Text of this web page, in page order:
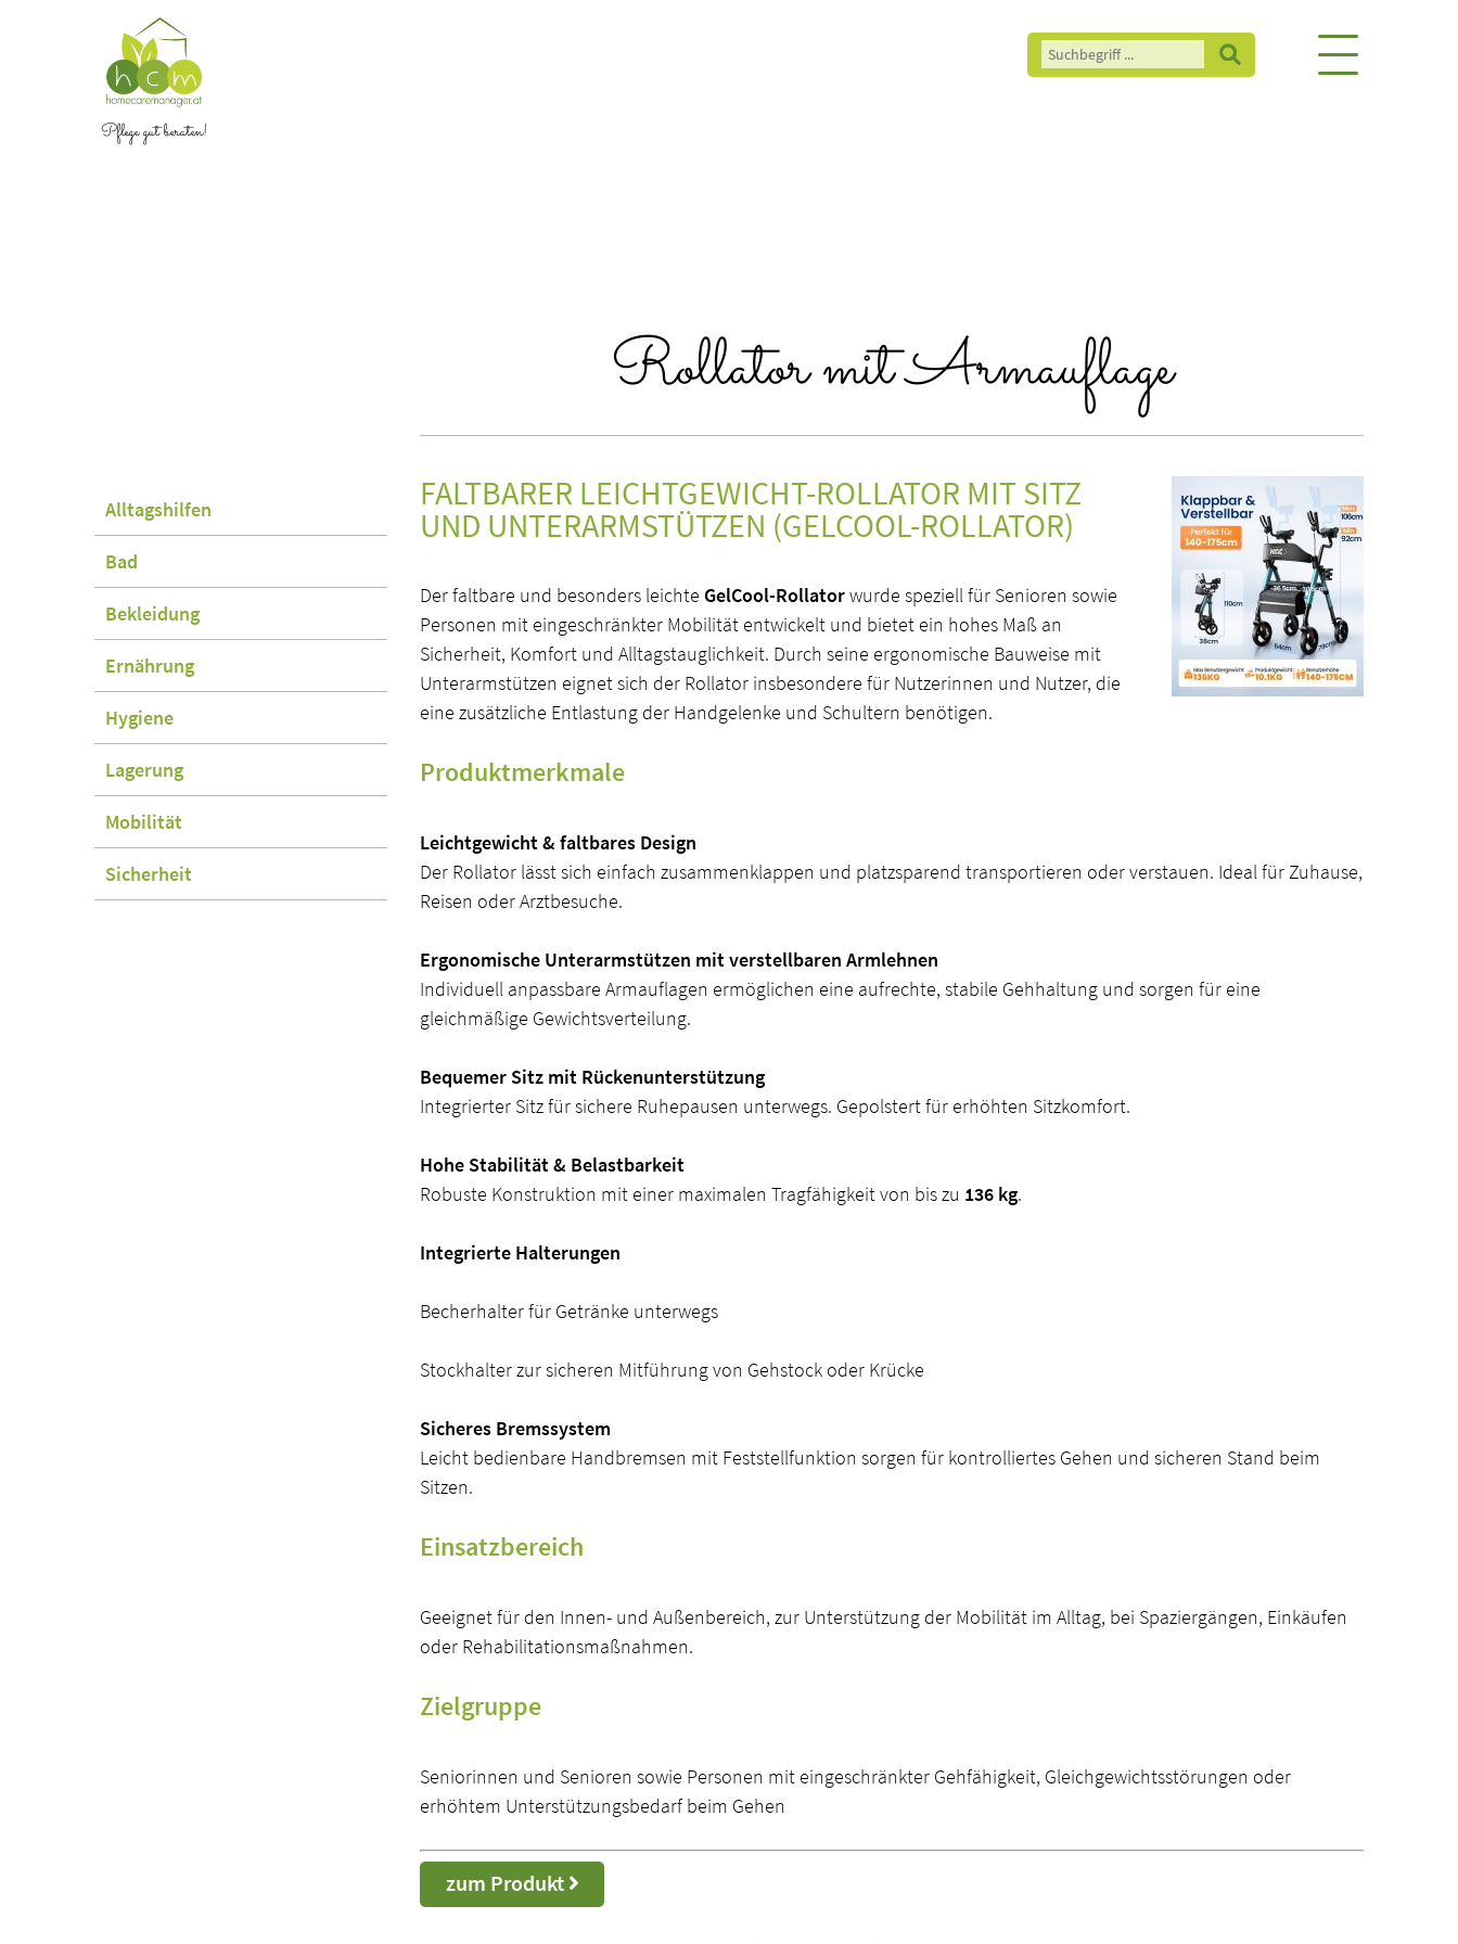
Pflege gut beraten!
Rollator mit Armauflage
FALTBARER LEICHTGEWICHT-ROLLATOR MIT SITZ
UND UNTERARMSTÜTZEN (GELCOOL-ROLLATOR)
Der faltbare und besonders leichte GelCool-Rollatorwurde speziell für Senioren sowie
Personen mit eingeschränkter Mobilität entwickelt und bietet ein hohes Maß an
Sicherheit, Komfort und Alltagstauglichkeit. Durch seine ergonomische Bauweise mit
Unterarmstützen eignet sich der Rollator insbesondere für Nutzerinnen und Nutzer, die
eine zusätzliche Entlastung der Handgelenke und Schultern benötigen.
Produktmerkmale
Leichtgewicht & faltbares Design
Der Rollator lässt sich einfach zusammenklappen und platzsparend transportieren oder verstauen. Ideal für Zuhause,
Reisen oder Arztbesuche.
Ergonomische Unterarmstützen mit verstellbaren Armlehnen
Individuell anpassbare Armauflagen ermöglichen eine aufrechte, stabile Gehhaltung und sorgen für eine
gleichmäßige Gewichtsverteilung.
Bequemer Sitz mit Rückenunterstützung
Integrierter Sitz für sichere Ruhepausen unterwegs. Gepolstert für erhöhten Sitzkomfort.
Hohe Stabilität & Belastbarkeit
Robuste Konstruktion mit einer maximalen Tragfähigkeit von bis zu 136 kg.
Integrierte Halterungen
Becherhalter für Getränke unterwegs
Stockhalter zur sicheren Mitführung von Gehstock oder Krücke
Sicheres Bremssystem
Leicht bedienbare Handbremsen mit Feststellfunktion sorgen für kontrolliertes Gehen und sicheren Stand beim
Sitzen.
Einsatzbereich
Geeignet für den Innen- und Außenbereich, zur Unterstützung der Mobilität im Alltag, bei Spaziergängen, Einkäufen
oder Rehabilitationsmaßnahmen.
Zielgruppe
Seniorinnen und Senioren sowie Personen mit eingeschränkter Gehfähigkeit, Gleichgewichtsstörungen oder
erhöhtem Unterstützungsbedarf beim Gehen
zum Produkt
Navigation
überspringen
Alltagshilfen
Bad
Bekleidung
Ernährung
Hygiene
Lagerung
Mobilität
Sicherheit